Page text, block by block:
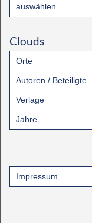
auswählen
Clouds
Orte
Autoren / Beteiligte
Verlage
Jahre
Impressum